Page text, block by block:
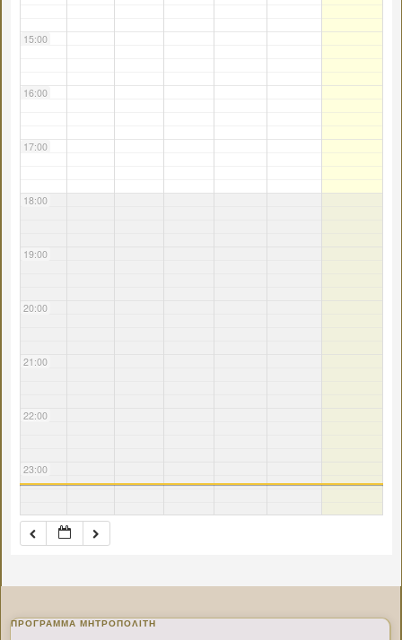
15:00
16:00
17:00
18:00
19:00
20:00
21:00
22:00
23:00
ΠΡΌΓΡΑΜΜΑ ΜΗΤΡΟΠΟΛΊΤΗ